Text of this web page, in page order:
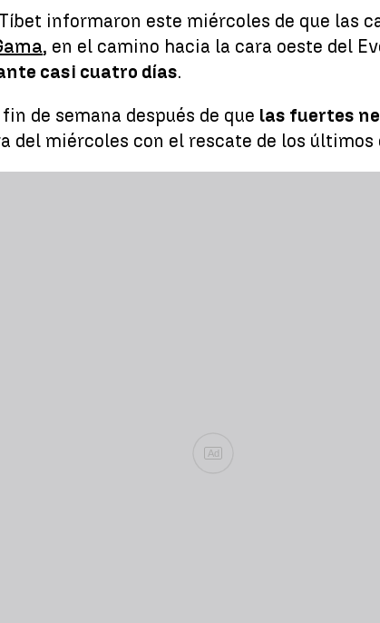
informaron este miércoles de que las
, en el camino hacia la cara oeste del
casi cuatro días.
de semana después de que las fuertes
del miércoles con el rescate de los
Ad